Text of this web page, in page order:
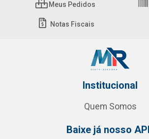
Meus Pedidos
Notas Fiscais
Institucional
Quem Somos
Baixe já nosso